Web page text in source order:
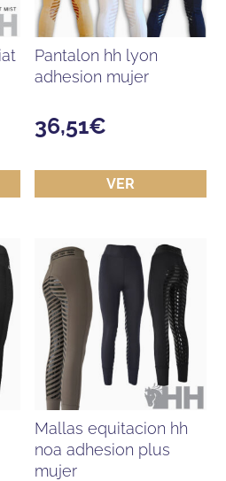
pantalon hh lyon
adhesion mujer
36,51€
VER
mallas equitacion hh
noa adhesion plus
mujer